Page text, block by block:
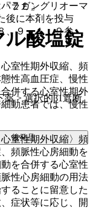
ラガングリオーマ
後に本剤を投与
、９．１．９参
室性期外収縮、頻
性高血圧症、慢性
併する心室性期外
動患者では、慢性
室性期外収縮〉頻
頻脈性心房細動を
を合併する心室性
性心房細動の用法
ることに留意した
症状等に応じ、開
ＺＥ」
酸塩錠
薬 > 選択的β1遮断
後発品